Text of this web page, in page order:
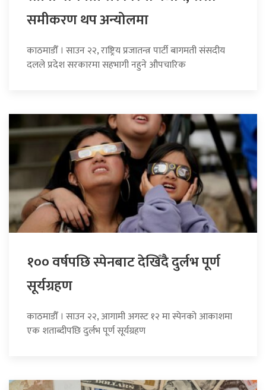
समीकरण थप अन्योलमा
काठमाडौँ । साउन २२, राष्ट्रिय प्रजातन्त्र पार्टी बागमती संसदीय
दलले प्रदेश सरकारमा सहभागी नहुने औपचारिक
१०० वर्षपछि स्पेनबाट देखिँदै दुर्लभ पूर्ण
सूर्यग्रहण
काठमाडौँ । साउन २२, आगामी अगस्ट १२ मा स्पेनको आकाशमा
एक शताब्दीपछि दुर्लभ पूर्ण सूर्यग्रहण